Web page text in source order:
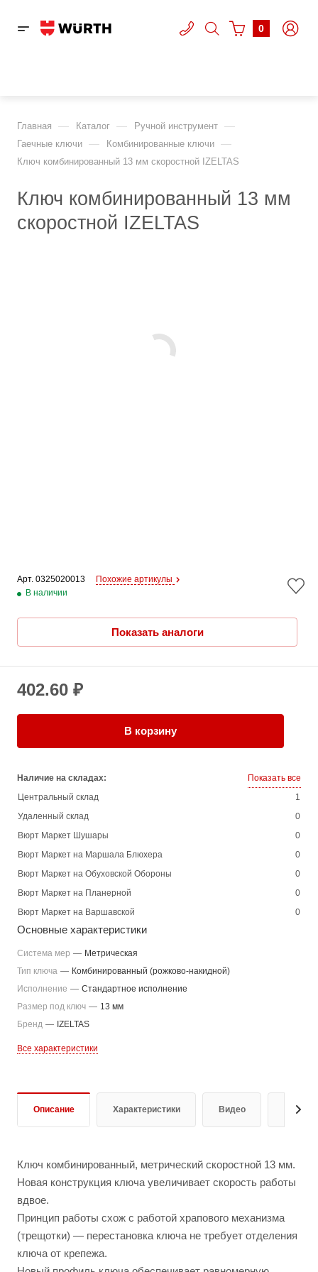
0
Главная — Каталог — Ручной инструмент —
Гаечные ключи — Комбинированные ключи —
Ключ комбинированный 13 мм скоростной IZELTAS
Ключ комбинированный 13 мм
скоростной IZELTAS
Арт. 0325020013
Похожие артикулы
В наличии
Показать аналоги
402.60 ₽
В корзину
Наличие на складах:
Показать все
Центральный склад
1
Удаленный склад
0
Вюрт Маркет Шушары
0
Вюрт Маркет на Маршала Блюхера
0
Вюрт Маркет на Обуховской Обороны
0
Вюрт Маркет на Планерной
0
Вюрт Маркет на Варшавской
0
Основные характеристики
Система мер — Метрическая
Тип ключа — Комбинированный (рожково-накидной)
Исполнение — Стандартное исполнение
Размер под ключ — 13 мм
Бренд — IZELTAS
Все характеристики
Описание Характеристики Видео Отзывы
Ключ комбинированный, метрический скоростной 13 мм.
Новая конструкция ключа увеличивает скорость работы
вдвое.
Принцип работы схож с работой храпового механизма
(трещотки) — перестановка ключа не требует отделения
ключа от крепежа.